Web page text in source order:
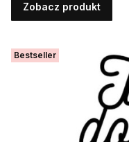
Zobacz produkt
Bestseller